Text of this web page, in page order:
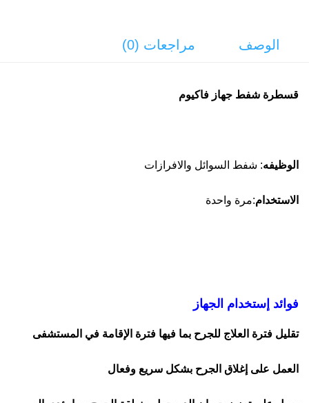
الوصف مراجعات (0)
قسطرة شفط جهاز فاكيوم
الوظيفه: شفط السوائل والافرازات
الاستخدام:مرة واحدة
فوائد إستخدام الجهاز
تقليل فترة العلاج للجرح بما فيها فترة الإقامة في المستشفى
العمل على إغلاق الجرح بشكل سريع وفعال